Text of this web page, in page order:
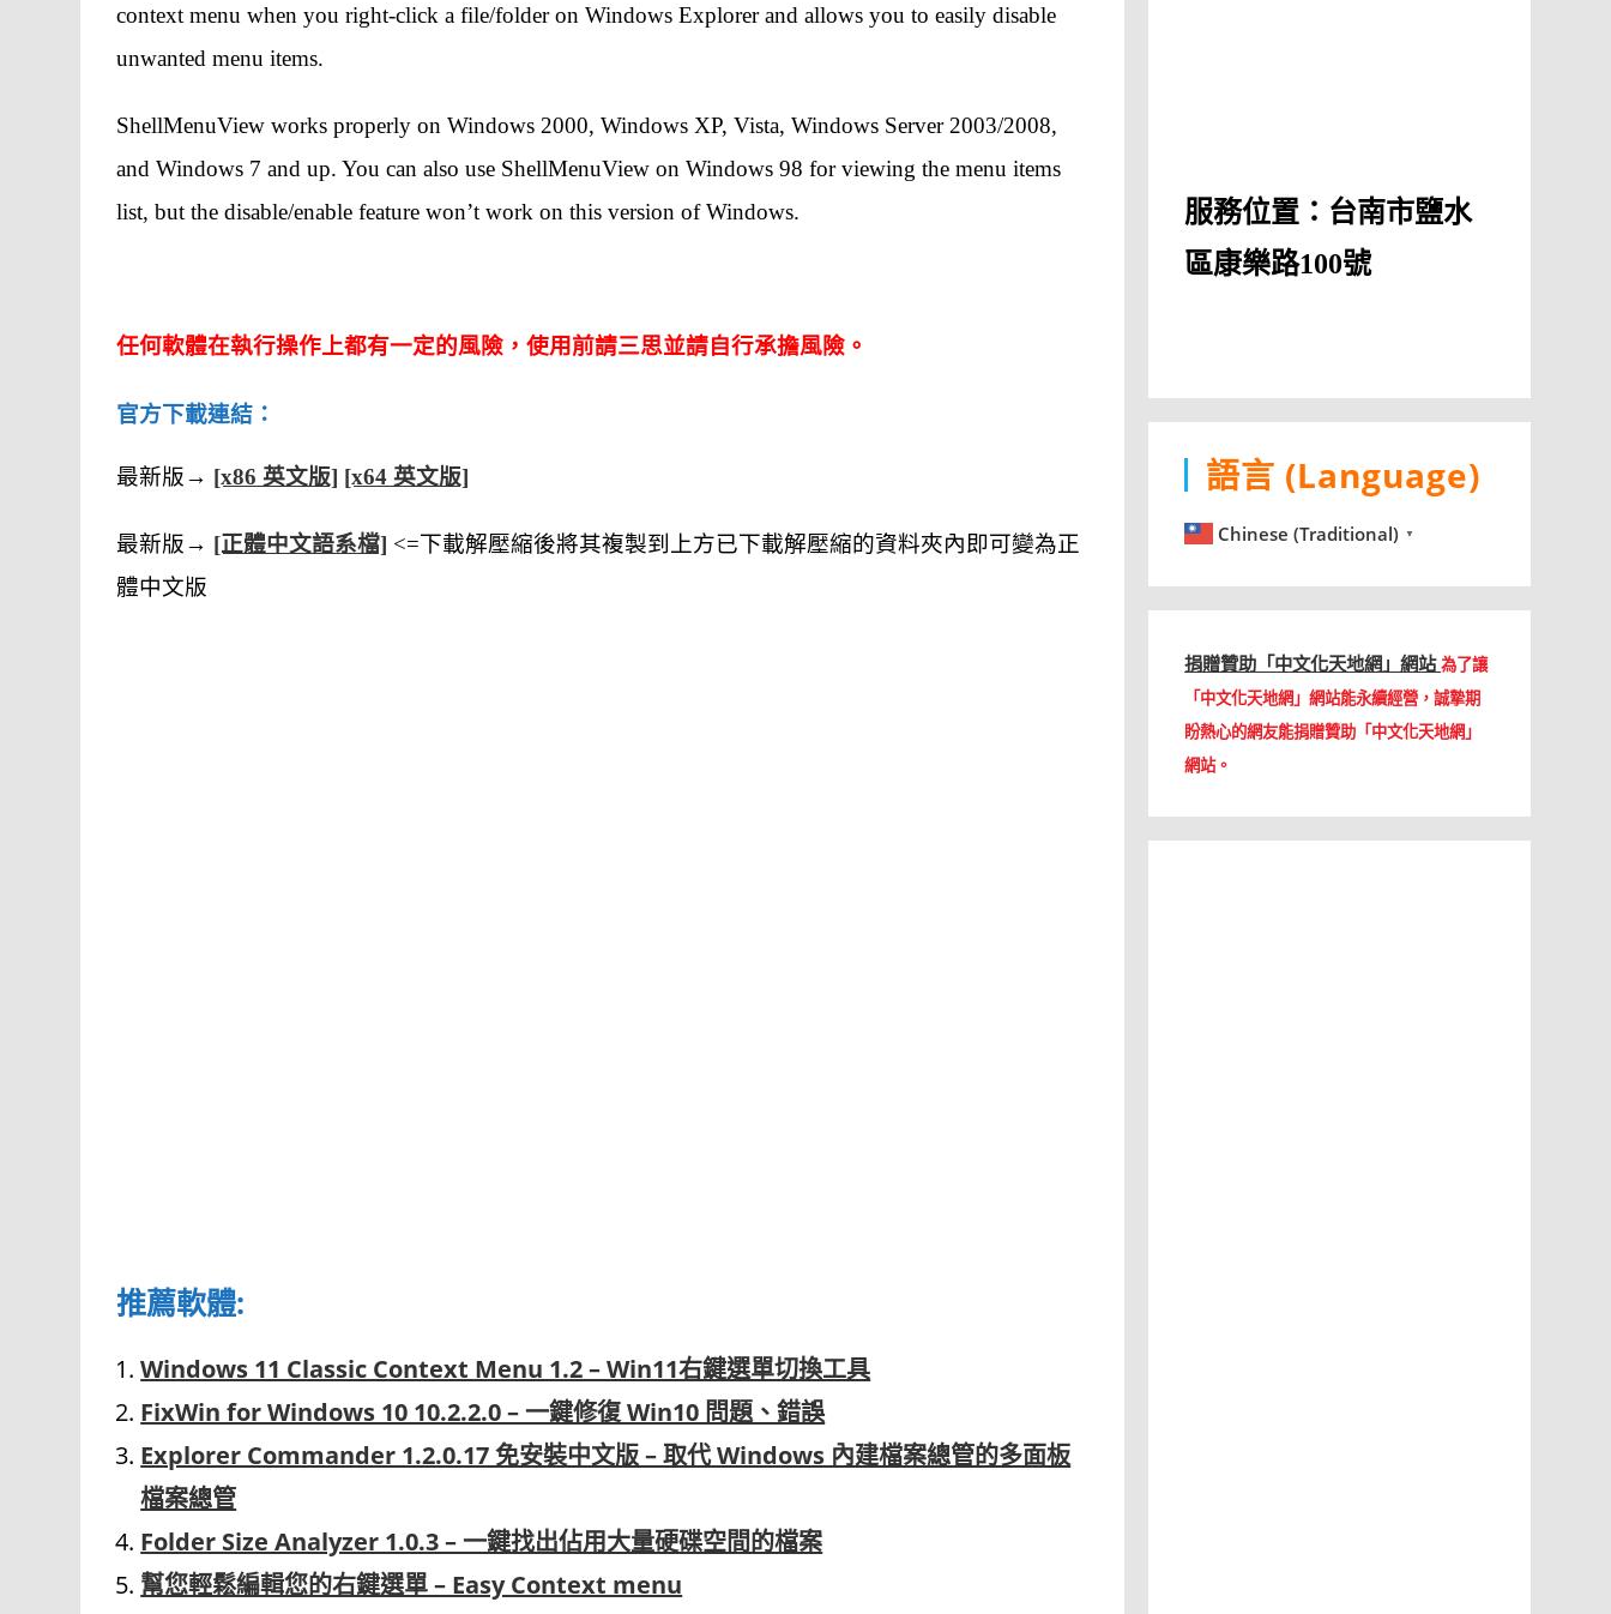
context menu when you right-click a file/folder on Windows Explorer and allows you to easily disable
unwanted menu items.
ShellMenuView works properly on Windows 2000, Windows XP, Vista, Windows Server 2003/2008,
and Windows 7 and up. You can also use ShellMenuView on Windows 98 for viewing the menu items
list, but the disable/enable feature won’t work on this version of Windows.
任何軟體在執行操作上都有一定的風險，使用前請三思並請自行承擔風險。
官方下載連結：
最新版→ [x86 英文版] [x64 英文版]
最新版→ [正體中文語系檔] <=下載解壓縮後將其複製到上方已下載解壓縮的資料夾內即可變為正
體中文版
推薦軟體:
Windows 11 Classic Context Menu 1.2 – Win11右鍵選單切換工具
FixWin for Windows 10 10.2.2.0 – 一鍵修復 Win10 問題、錯誤
Explorer Commander 1.2.0.17 免安裝中文版 – 取代 Windows 內建檔案總管的多面板
檔案總管
Folder Size Analyzer 1.0.3 – 一鍵找出佔用大量硬碟空間的檔案
幫您輕鬆編輯您的右鍵選單 – Easy Context menu
服務位置：台南市鹽水
區康樂路100號
語言 (Language)
Chinese (Traditional) ▼
捐贈贊助「中文化天地網」網站為了讓
「中文化天地網」網站能永續經營，誠摯期
盼熱心的網友能捐贈贊助「中文化天地網」
網站。